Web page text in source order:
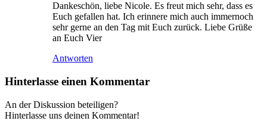
Dankeschön, liebe Nicole. Es freut mich sehr, dass es
Euch gefallen hat. Ich erinnere mich auch immernoch
sehr gerne an den Tag mit Euch zurück. Liebe Grüße
an Euch Vier
Antworten
Hinterlasse einen Kommentar
An der Diskussion beteiligen?
Hinterlasse uns deinen Kommentar!